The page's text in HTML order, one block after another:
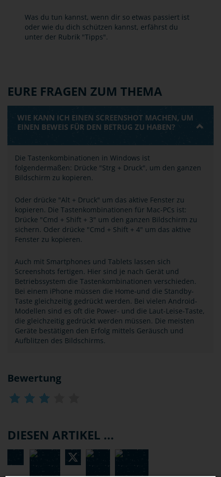
Was du tun kannst, wenn dir so etwas passiert ist
oder wie du dich schützen kannst, erfährst du
unter der Rubrik "Tipps".
EURE FRAGEN ZUM THEMA
WIE KANN ICH EINEN SCREENSHOT MACHEN, UM
EINEN BEWEIS FÜR DEN BETRUG ZU HABEN?
Die Tastenkombinationen in Windows ist
folgendermaßen: Drücke "Strg + Druck", um den ganzen
Bildschirm zu kopieren.
Oder drücke "Alt + Druck" um das aktive Fenster zu
kopieren. Die Tastenkombinationen für Mac-PCs ist:
Drücke "Cmd + Shift + 3" um den ganzen Bildschirm zu
sichern. Oder drücke "Cmd + Shift + 4" um das aktive
Fenster zu kopieren.
Auch mit Smartphones und Tablets lassen sich
Screenshots fertigen. Hier sind je nach Gerät und
Betriebssystem die Tastenkombinationen verschieden.
Bei einem iPhone müssen die Home-und die Standby-
Taste gleichzeitig gedrückt werden. Bei vielen Android-
Modellen sind es oft die Power- und die Laut-Leise-Taste,
die gleichzeitig gedrückt werden müssen. Die meisten
Geräte bestätigen den Erfolg mittels Geräusch und
Aufblitzen des Bildschirms.
Bewertung
DIESEN ARTIKEL ...